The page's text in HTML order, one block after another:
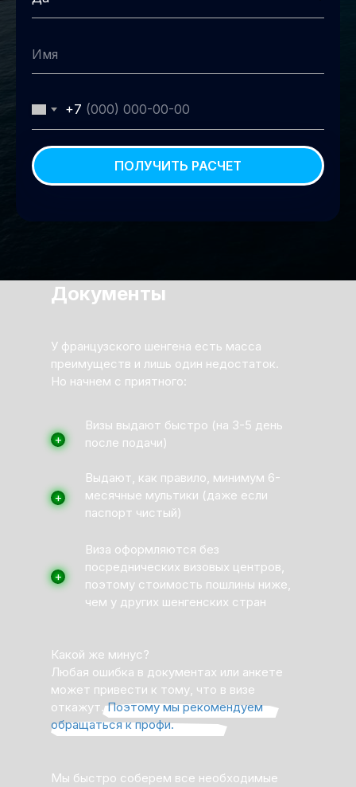
+7
ПОЛУЧИТЬ РАСЧЕТ
Документы
У французского шенгена есть масса
преимуществ и лишь один недостаток.
Но начнем с приятного:
Какой же минус?
Любая ошибка в документах или анкете
может привести к тому, что в визе
откажут.Поэтому мы рекомендуем
обращаться к профи.
Мы быстро соберем все необходимые
Визы выдают быстро (на 3-5 день
после подачи)
Выдают, как правило, минимум 6-
месячные мультики (даже если
паспорт чистый)
+
Виза оформляются без
посреднических визовых центров,
поэтому стоимость пошлины ниже,
чем у других шенгенских стран
+
+